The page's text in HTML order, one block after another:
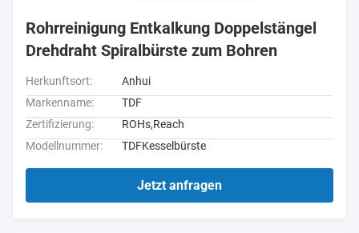
Rohrreinigung Entkalkung Doppelstängel
Drehdraht Spiralbürste zum Bohren
Herkunftsort:
Anhui
Markenname:
TDF
Zertifizierung:
ROHs,Reach
Modellnummer:
TDFKesselbürste
Jetzt anfragen